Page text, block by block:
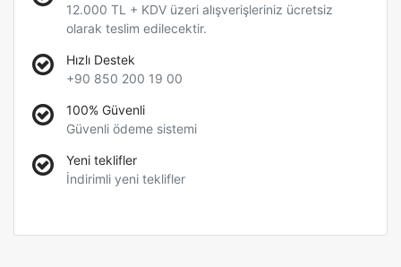
12.000 TL + KDV üzeri alışverişleriniz ücretsiz
olarak teslim edilecektir.
Hızlı Destek
+90 850 200 19 00
100% Güvenli
Güvenli ödeme sistemi
Yeni teklifler
İndirimli yeni teklifler